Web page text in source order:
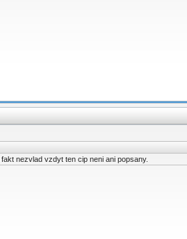
nezvlad vzdyt ten cip neni ani popsany.